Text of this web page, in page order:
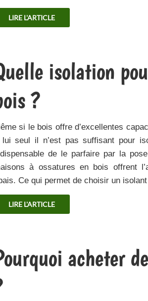
LIRE L'ARTICLE
isolation
?
si le bois offre d’excellentes
seul il n’est pas suffisant pour
de le parfaire par la
à ossatures en bois offrent
Ce qui permet de choisir un
LIRE L'ARTICLE
acheter